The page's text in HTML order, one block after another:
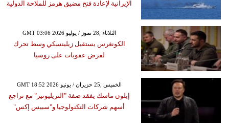
الإيرانية لإعادة فتح مضيق هرمز للملاحة الدولية
GMT 03:06 2026 الثلاثاء ,28 تموز / يوليو
الكونغرس يستقبل زيلينسكي وسط تحرك
لفرض عقوبات على روسيا
GMT 18:52 2026 الخميس ,25 حزيران / يونيو
إيلون ماسك يفقد صفة "التريليونير" مع تراجع
أسهم شركات التكنولوجيا و"سبيس إكس"